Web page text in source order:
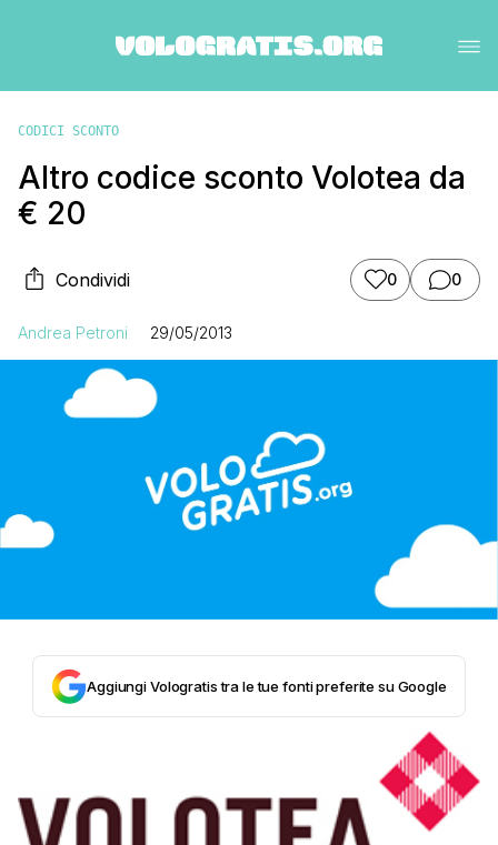
CODICI SCONTO
Altro codice sconto Volotea da
€ 20
Condividi 0 0
Andrea Petroni 29/05/2013
Aggiungi Vologratis tra le tue fonti preferite su Google